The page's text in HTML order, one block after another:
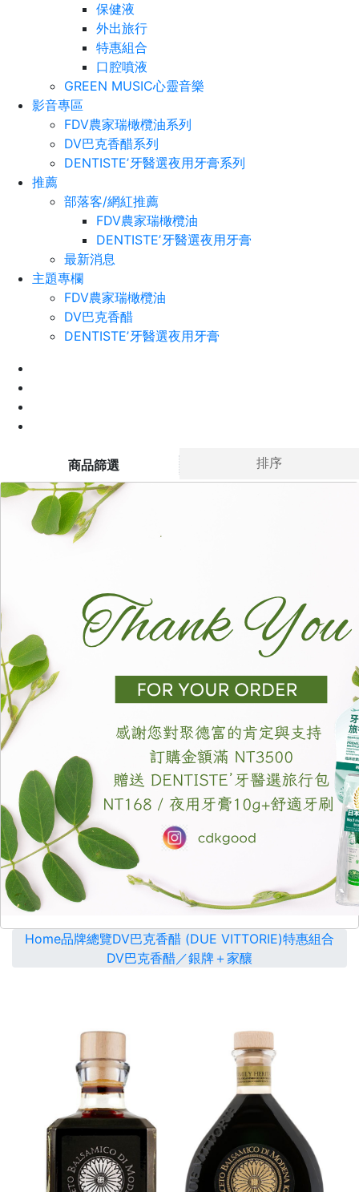
保健液
外出旅行
特惠組合
口腔噴液
GREEN MUSIC心靈音樂
影音專區
FDV農家瑞橄欖油系列
DV巴克香醋系列
DENTISTEʼ牙醫選夜用牙膏系列
推薦
部落客/網紅推薦
FDV農家瑞橄欖油
DENTISTEʼ牙醫選夜用牙膏
最新消息
主題專欄
FDV農家瑞橄欖油
DV巴克香醋
DENTISTEʼ牙醫選夜用牙膏
商品篩選 排序
Home品牌總覽DV巴克香醋 (DUE VITTORIE)特惠組合
DV巴克香醋／銀牌＋家釀